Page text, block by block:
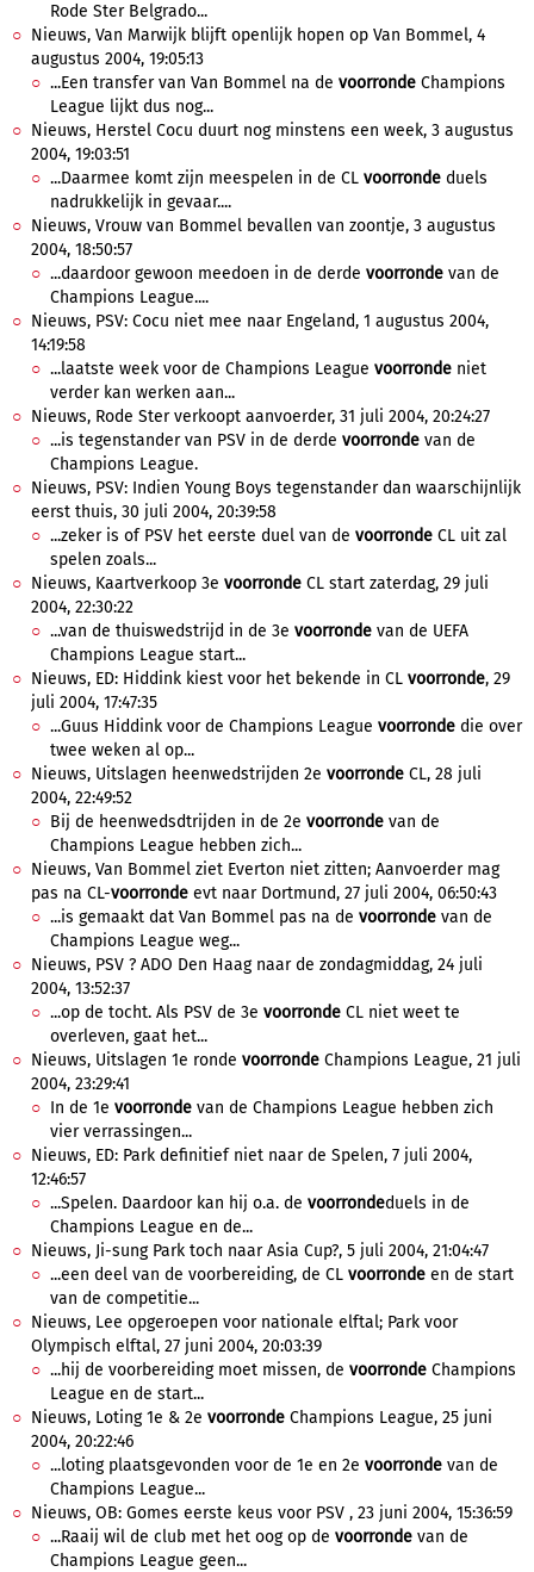
Rode Ster Belgrado...
Nieuws, Van Marwijk blijft openlijk hopen op Van Bommel, 4
augustus 2004, 19:05:13
...Een transfer van Van Bommel na de voorronde Champions
League lijkt dus nog...
Nieuws, Herstel Cocu duurt nog minstens een week, 3 augustus
2004, 19:03:51
...Daarmee komt zijn meespelen in de CL voorronde duels
nadrukkelijk in gevaar....
Nieuws, Vrouw van Bommel bevallen van zoontje, 3 augustus
2004, 18:50:57
...daardoor gewoon meedoen in de derde voorronde van de
Champions League....
Nieuws, PSV: Cocu niet mee naar Engeland, 1 augustus 2004,
14:19:58
...laatste week voor de Champions League voorronde niet
verder kan werken aan...
Nieuws, Rode Ster verkoopt aanvoerder, 31 juli 2004, 20:24:27
...is tegenstander van PSV in de derde voorronde van de
Champions League.
Nieuws, PSV: Indien Young Boys tegenstander dan waarschijnlijk
eerst thuis, 30 juli 2004, 20:39:58
...zeker is of PSV het eerste duel van de voorronde CL uit zal
spelen zoals...
Nieuws, Kaartverkoop 3e voorronde CL start zaterdag, 29 juli
2004, 22:30:22
...van de thuiswedstrijd in de 3e voorronde van de UEFA
Champions League start...
Nieuws, ED: Hiddink kiest voor het bekende in CL voorronde, 29
juli 2004, 17:47:35
...Guus Hiddink voor de Champions League voorronde die over
twee weken al op...
Nieuws, Uitslagen heenwedstrijden 2e voorronde CL, 28 juli
2004, 22:49:52
Bij de heenwedsdtrijden in de 2e voorronde van de
Champions League hebben zich...
Nieuws, Van Bommel ziet Everton niet zitten; Aanvoerder mag
pas na CL-voorronde evt naar Dortmund, 27 juli 2004, 06:50:43
...is gemaakt dat Van Bommel pas na de voorronde van de
Champions League weg...
Nieuws, PSV ? ADO Den Haag naar de zondagmiddag, 24 juli
2004, 13:52:37
...op de tocht. Als PSV de 3e voorronde CL niet weet te
overleven, gaat het...
Nieuws, Uitslagen 1e ronde voorronde Champions League, 21 juli
2004, 23:29:41
In de 1e voorronde van de Champions League hebben zich
vier verrassingen...
Nieuws, ED: Park definitief niet naar de Spelen, 7 juli 2004,
12:46:57
...Spelen. Daardoor kan hij o.a. de voorrondeduels in de
Champions League en de...
Nieuws, Ji-sung Park toch naar Asia Cup?, 5 juli 2004, 21:04:47
...een deel van de voorbereiding, de CL voorronde en de start
van de competitie...
Nieuws, Lee opgeroepen voor nationale elftal; Park voor
Olympisch elftal, 27 juni 2004, 20:03:39
...hij de voorbereiding moet missen, de voorronde Champions
League en de start...
Nieuws, Loting 1e & 2e voorronde Champions League, 25 juni
2004, 20:22:46
...loting plaatsgevonden voor de 1e en 2e voorronde van de
Champions League...
Nieuws, OB: Gomes eerste keus voor PSV , 23 juni 2004, 15:36:59
...Raaij wil de club met het oog op de voorronde van de
Champions League geen...